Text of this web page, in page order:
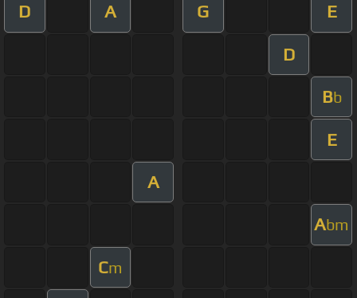
D A G E
D
Bb
E
A
Abm
Cm